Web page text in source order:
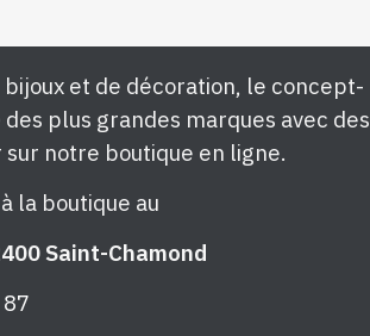
et de décoration, le concept-
plus grandes marques avec des
notre boutique en ligne.
la boutique au
Saint-Chamond